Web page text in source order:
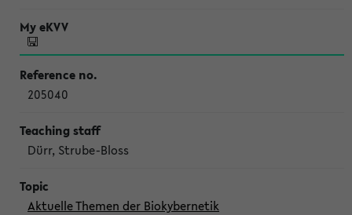
205040
Dürr, Strube-Bloss
Aktuelle Themen der Biokybernetik